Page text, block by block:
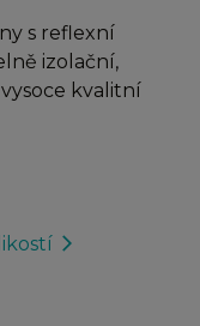
s reflexní
izolační,
kvalitní
arrow_forward_ios